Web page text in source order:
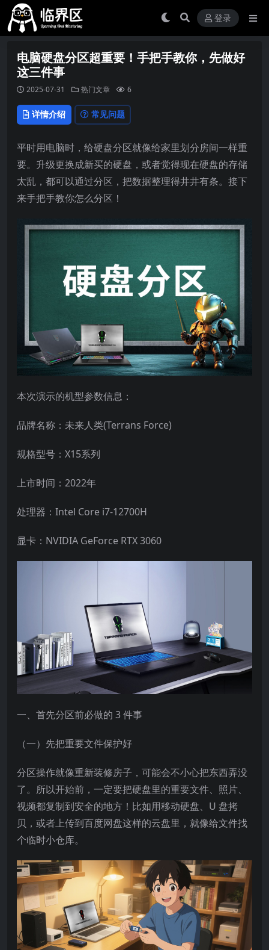
登录
电脑硬盘分区超重要！手把手教你，先做好
这三件事
2025-07-31 热门文章 6
详情介绍 常见问题
平时用电脑时，给硬盘分区就像给家里划分房间一样重
要。升级更换成新买的硬盘，或者觉得现在硬盘的存储
太乱，都可以通过分区，把数据整理得井井有条。接下
来手把手教你怎么分区！
本次演示的机型参数信息：
品牌名称：未来人类(Terrans Force)
规格型号：X15系列
上市时间：2022年
处理器：Intel Core i7-12700H
显卡：NVIDIA GeForce RTX 3060
一、首先分区前必做的 3 件事​
（一）先把重要文件保护好​
分区操作就像重新装修房子，可能会不小心把东西弄没
了。所以开始前，一定要把硬盘里的重要文件、照片、
视频都复制到安全的地方！比如用移动硬盘、U 盘拷
贝，或者上传到百度网盘这样的云盘里，就像给文件找
个临时小仓库。​